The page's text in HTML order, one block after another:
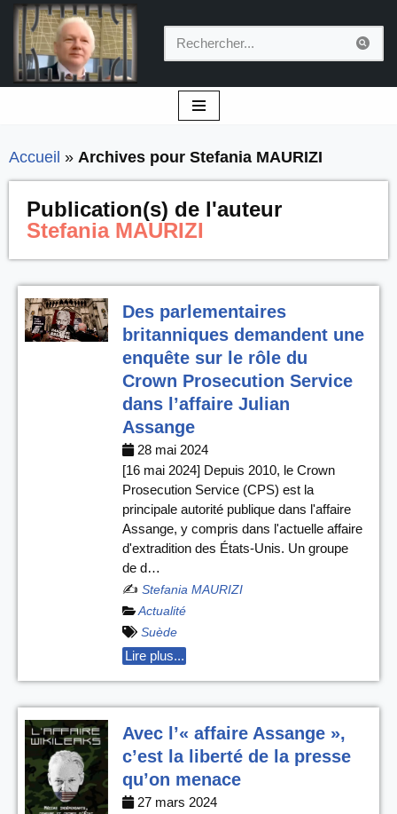
Aller
au
contenu
Accueil » Archives pour Stefania MAURIZI
Publication(s) de l'auteur
Stefania MAURIZI
Des parlementaires
britanniques demandent une
enquête sur le rôle du
Crown Prosecution Service
dans l’affaire Julian
Assange
28 mai 2024
[16 mai 2024] Depuis 2010, le Crown
Prosecution Service (CPS) est la
principale autorité publique dans l'affaire
Assange, y compris dans l'actuelle affaire
d'extradition des États-Unis. Un groupe
de d…
✍️ Stefania MAURIZI
Actualité
Suède
Lire plus...
Avec l’« affaire Assange »,
c’est la liberté de la presse
qu’on menace
27 mars 2024